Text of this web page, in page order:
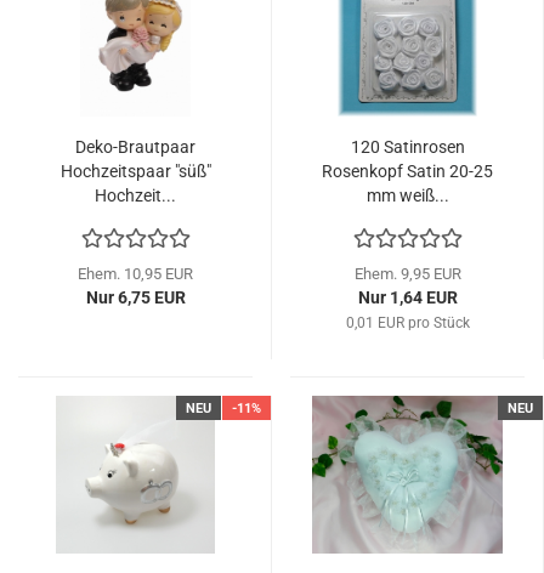
Deko-Brautpaar
Hochzeitspaar "süß"
Hochzeit...
Ehem. 10,95 EUR
Nur 6,75 EUR
120 Satinrosen
Rosenkopf Satin 20-25
mm weiß...
Ehem. 9,95 EUR
Nur 1,64 EUR
0,01 EUR pro Stück
NEU -11% NEU